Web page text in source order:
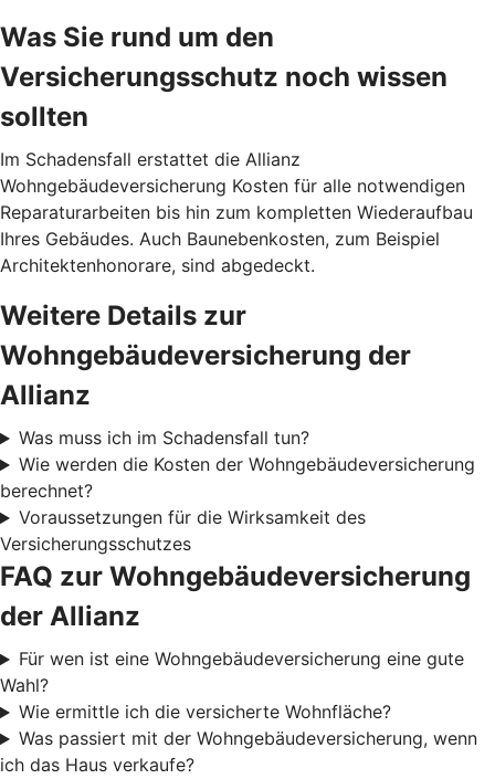
Was Sie rund um den
Versicherungsschutz noch wissen
sollten
Im Schadensfall erstattet die Allianz
Wohngebäudeversicherung Kosten für alle notwendigen
Reparaturarbeiten bis hin zum kompletten Wiederaufbau
Ihres Gebäudes. Auch Baunebenkosten, zum Beispiel
Architektenhonorare, sind abgedeckt.
Weitere Details zur
Wohngebäudeversicherung der
Allianz
Was muss ich im Schadensfall tun?
Wie werden die Kosten der Wohngebäudeversicherung
berechnet?
Voraussetzungen für die Wirksamkeit des
Versicherungsschutzes
FAQ zur Wohngebäudeversicherung
der Allianz
Für wen ist eine Wohngebäudeversicherung eine gute
Wahl?
Wie ermittle ich die versicherte Wohnfläche?
Was passiert mit der Wohngebäudeversicherung, wenn
ich das Haus verkaufe?